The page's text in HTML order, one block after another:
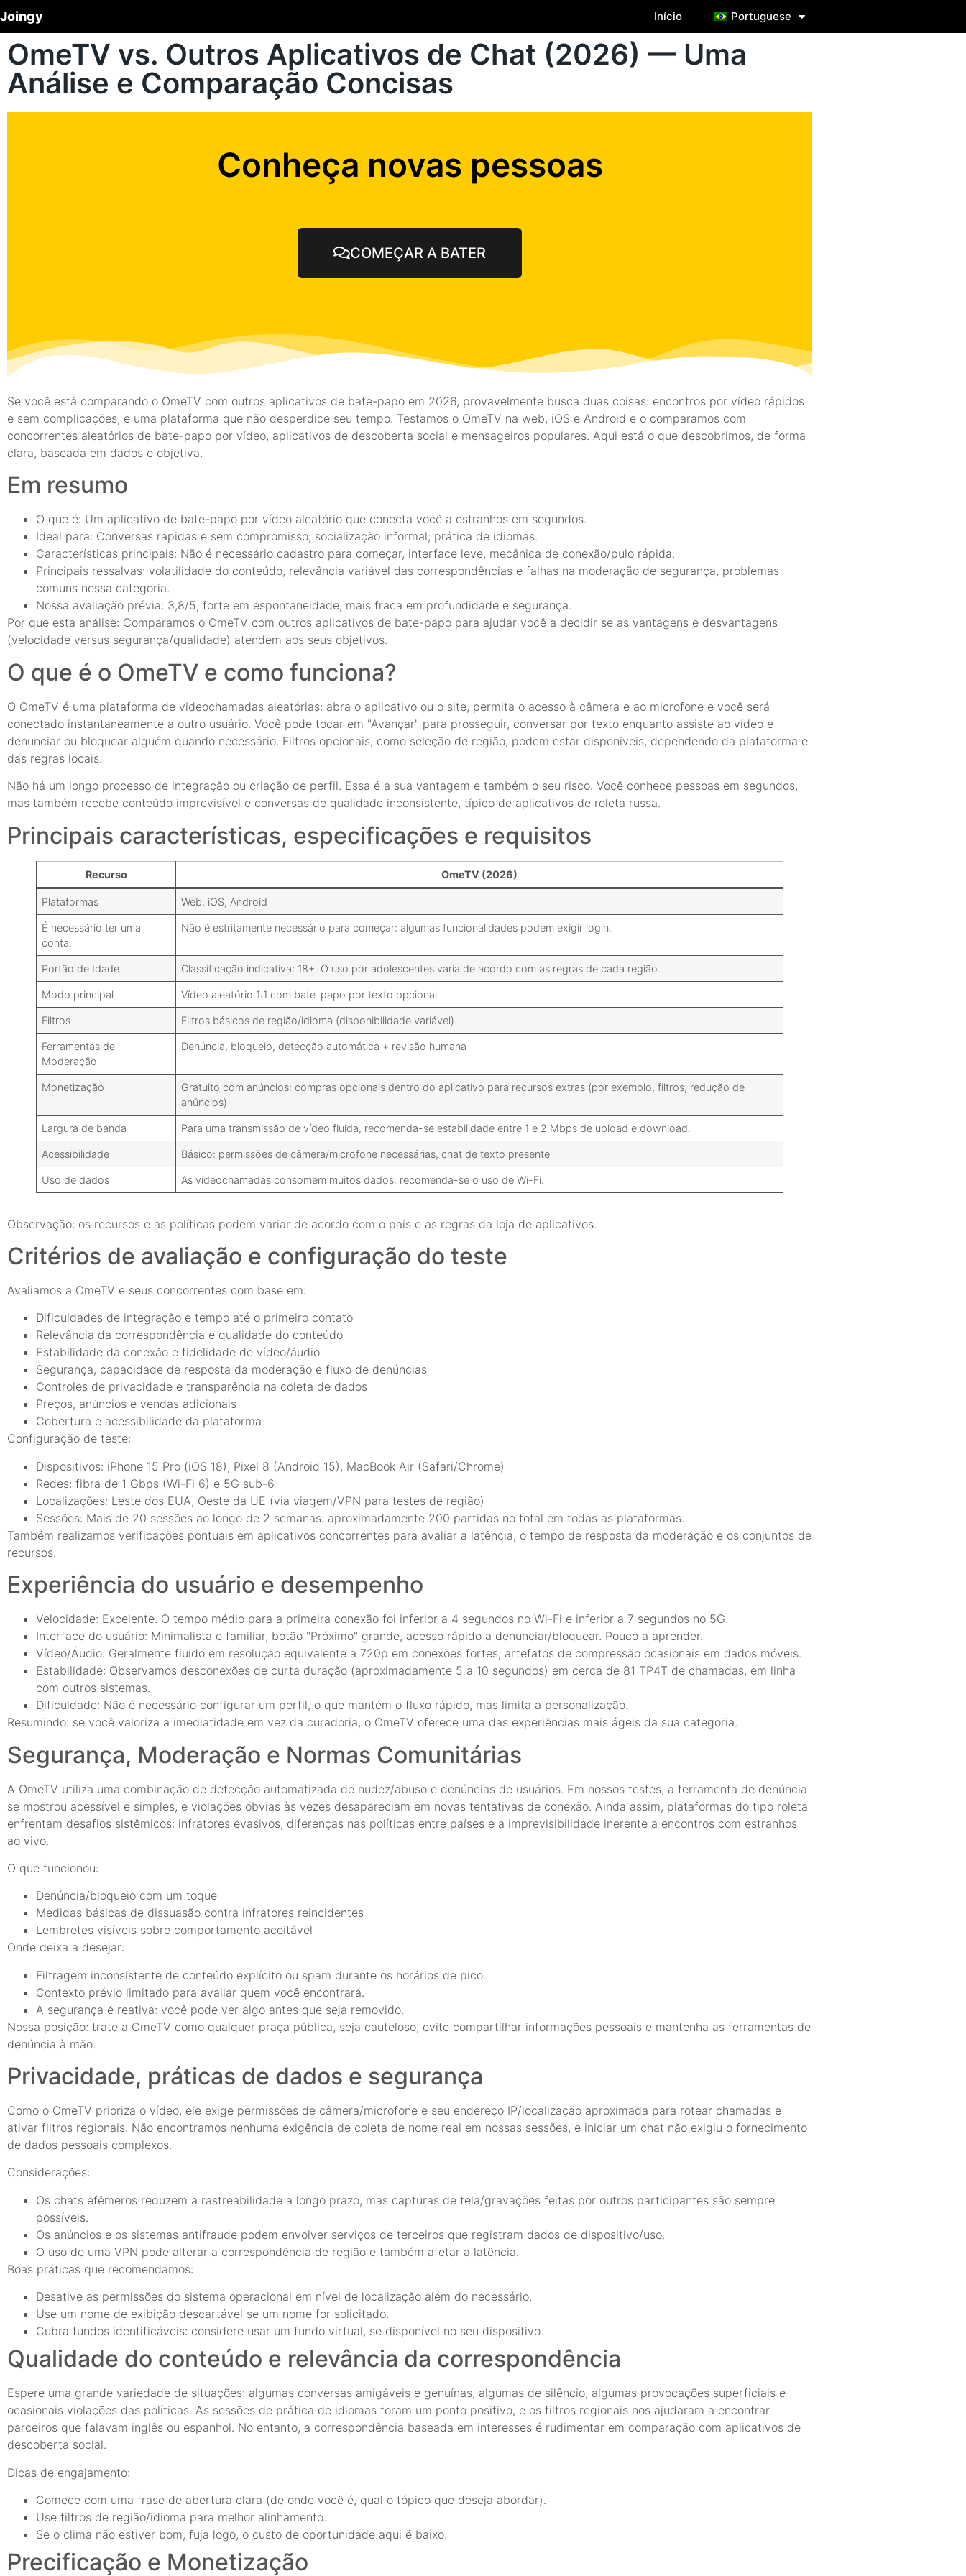
Joingy Início Portuguese
OmeTV vs. Outros Aplicativos de Chat (2026) — Uma
Análise e Comparação Concisas
Conheça novas pessoas
COMEÇAR A BATER
Se você está comparando o OmeTV com outros aplicativos de bate-papo em 2026, provavelmente busca duas coisas: encontros por vídeo rápidos
e sem complicações, e uma plataforma que não desperdice seu tempo. Testamos o OmeTV na web, iOS e Android e o comparamos com
concorrentes aleatórios de bate-papo por vídeo, aplicativos de descoberta social e mensageiros populares. Aqui está o que descobrimos, de forma
clara, baseada em dados e objetiva.
Em resumo
O que é: Um aplicativo de bate-papo por vídeo aleatório que conecta você a estranhos em segundos.
Ideal para: Conversas rápidas e sem compromisso; socialização informal; prática de idiomas.
Características principais: Não é necessário cadastro para começar, interface leve, mecânica de conexão/pulo rápida.
Principais ressalvas: volatilidade do conteúdo, relevância variável das correspondências e falhas na moderação de segurança, problemas
comuns nessa categoria.
Nossa avaliação prévia: 3,8/5, forte em espontaneidade, mais fraca em profundidade e segurança.
Por que esta análise: Comparamos o OmeTV com outros aplicativos de bate-papo para ajudar você a decidir se as vantagens e desvantagens
(velocidade versus segurança/qualidade) atendem aos seus objetivos.
O que é o OmeTV e como funciona?
O OmeTV é uma plataforma de videochamadas aleatórias: abra o aplicativo ou o site, permita o acesso à câmera e ao microfone e você será
conectado instantaneamente a outro usuário. Você pode tocar em "Avançar" para prosseguir, conversar por texto enquanto assiste ao vídeo e
denunciar ou bloquear alguém quando necessário. Filtros opcionais, como seleção de região, podem estar disponíveis, dependendo da plataforma e
das regras locais.
Não há um longo processo de integração ou criação de perfil. Essa é a sua vantagem e também o seu risco. Você conhece pessoas em segundos,
mas também recebe conteúdo imprevisível e conversas de qualidade inconsistente, típico de aplicativos de roleta russa.
Principais características, especificações e requisitos
Recurso OmeTV (2026)
Plataformas Web, iOS, Android
É necessário ter uma
conta.
Não é estritamente necessário para começar: algumas funcionalidades podem exigir login.
Portão de Idade Classificação indicativa: 18+. O uso por adolescentes varia de acordo com as regras de cada região.
Modo principal Vídeo aleatório 1:1 com bate-papo por texto opcional
Filtros Filtros básicos de região/idioma (disponibilidade variável)
Ferramentas de
Moderação
Denúncia, bloqueio, detecção automática + revisão humana
Monetização
Gratuito com anúncios: compras opcionais dentro do aplicativo para recursos extras (por exemplo, filtros, redução de
anúncios)
Largura de banda Para uma transmissão de vídeo fluida, recomenda-se estabilidade entre 1 e 2 Mbps de upload e download.
Acessibilidade Básico: permissões de câmera/microfone necessárias, chat de texto presente
Uso de dados As videochamadas consomem muitos dados: recomenda-se o uso de Wi-Fi.
Observação: os recursos e as políticas podem variar de acordo com o país e as regras da loja de aplicativos.
Critérios de avaliação e configuração do teste
Avaliamos a OmeTV e seus concorrentes com base em:
Dificuldades de integração e tempo até o primeiro contato
Relevância da correspondência e qualidade do conteúdo
Estabilidade da conexão e fidelidade de vídeo/áudio
Segurança, capacidade de resposta da moderação e fluxo de denúncias
Controles de privacidade e transparência na coleta de dados
Preços, anúncios e vendas adicionais
Cobertura e acessibilidade da plataforma
Configuração de teste:
Dispositivos: iPhone 15 Pro (iOS 18), Pixel 8 (Android 15), MacBook Air (Safari/Chrome)
Redes: fibra de 1 Gbps (Wi-Fi 6) e 5G sub-6
Localizações: Leste dos EUA, Oeste da UE (via viagem/VPN para testes de região)
Sessões: Mais de 20 sessões ao longo de 2 semanas: aproximadamente 200 partidas no total em todas as plataformas.
Também realizamos verificações pontuais em aplicativos concorrentes para avaliar a latência, o tempo de resposta da moderação e os conjuntos de
recursos.
Experiência do usuário e desempenho
Velocidade: Excelente. O tempo médio para a primeira conexão foi inferior a 4 segundos no Wi-Fi e inferior a 7 segundos no 5G.
Interface do usuário: Minimalista e familiar, botão "Próximo" grande, acesso rápido a denunciar/bloquear. Pouco a aprender.
Vídeo/Áudio: Geralmente fluido em resolução equivalente a 720p em conexões fortes; artefatos de compressão ocasionais em dados móveis.
Estabilidade: Observamos desconexões de curta duração (aproximadamente 5 a 10 segundos) em cerca de 81 TP4T de chamadas, em linha
com outros sistemas.
Dificuldade: Não é necessário configurar um perfil, o que mantém o fluxo rápido, mas limita a personalização.
Resumindo: se você valoriza a imediatidade em vez da curadoria, o OmeTV oferece uma das experiências mais ágeis da sua categoria.
Segurança, Moderação e Normas Comunitárias
A OmeTV utiliza uma combinação de detecção automatizada de nudez/abuso e denúncias de usuários. Em nossos testes, a ferramenta de denúncia
se mostrou acessível e simples, e violações óbvias às vezes desapareciam em novas tentativas de conexão. Ainda assim, plataformas do tipo roleta
enfrentam desafios sistêmicos: infratores evasivos, diferenças nas políticas entre países e a imprevisibilidade inerente a encontros com estranhos
ao vivo.
O que funcionou:
Denúncia/bloqueio com um toque
Medidas básicas de dissuasão contra infratores reincidentes
Lembretes visíveis sobre comportamento aceitável
Onde deixa a desejar:
Filtragem inconsistente de conteúdo explícito ou spam durante os horários de pico.
Contexto prévio limitado para avaliar quem você encontrará.
A segurança é reativa: você pode ver algo antes que seja removido.
Nossa posição: trate a OmeTV como qualquer praça pública, seja cauteloso, evite compartilhar informações pessoais e mantenha as ferramentas de
denúncia à mão.
Privacidade, práticas de dados e segurança
Como o OmeTV prioriza o vídeo, ele exige permissões de câmera/microfone e seu endereço IP/localização aproximada para rotear chamadas e
ativar filtros regionais. Não encontramos nenhuma exigência de coleta de nome real em nossas sessões, e iniciar um chat não exigiu o fornecimento
de dados pessoais complexos.
Considerações:
Os chats efêmeros reduzem a rastreabilidade a longo prazo, mas capturas de tela/gravações feitas por outros participantes são sempre
possíveis.
Os anúncios e os sistemas antifraude podem envolver serviços de terceiros que registram dados de dispositivo/uso.
O uso de uma VPN pode alterar a correspondência de região e também afetar a latência.
Boas práticas que recomendamos:
Desative as permissões do sistema operacional em nível de localização além do necessário.
Use um nome de exibição descartável se um nome for solicitado.
Cubra fundos identificáveis: considere usar um fundo virtual, se disponível no seu dispositivo.
Qualidade do conteúdo e relevância da correspondência
Espere uma grande variedade de situações: algumas conversas amigáveis e genuínas, algumas de silêncio, algumas provocações superficiais e
ocasionais violações das políticas. As sessões de prática de idiomas foram um ponto positivo, e os filtros regionais nos ajudaram a encontrar
parceiros que falavam inglês ou espanhol. No entanto, a correspondência baseada em interesses é rudimentar em comparação com aplicativos de
descoberta social.
Dicas de engajamento:
Comece com uma frase de abertura clara (de onde você é, qual o tópico que deseja abordar).
Use filtros de região/idioma para melhor alinhamento.
Se o clima não estiver bom, fuja logo, o custo de oportunidade aqui é baixo.
Precificação e Monetização